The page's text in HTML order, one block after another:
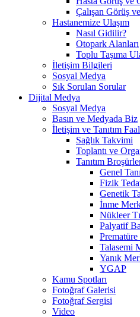
Çalışan Görüş
Hastanemize Ulaşım
Nasıl Gidilir?
Otopark Alanları
Toplu Taşıma
İletişim Bilgileri
Sosyal Medya
Sık Sorulan Sorular
Dijital Medya
Sosyal Medya
Basın ve Medyada Biz
İletişim ve Tanıtım
Sağlık Takvimi
Toplantı ve
Tanıtım
Genel
Fizik
Genetik
İnme
Nükleer
Palyatif
Talasemi
Yanık
YGAP
Kamu Spotları
Fotoğraf Galerisi
Fotoğraf Sergisi
Video